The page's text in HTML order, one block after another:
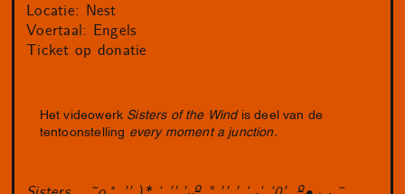
Locatie: Nest
Voertaal: Engels
Ticket op donatie
Het videowerk Sisters of the Wind is deel van de
tentoonstelling every moment a junction.